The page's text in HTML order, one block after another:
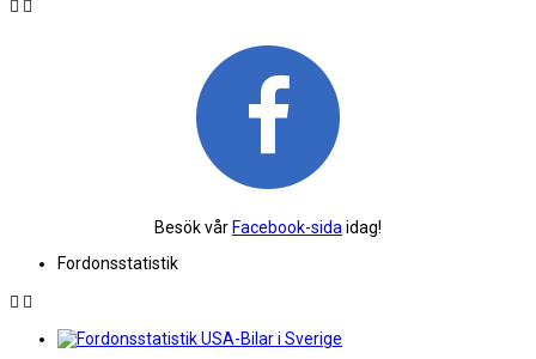
Besök vår Facebook-sidaidag!
Fordonsstatistik